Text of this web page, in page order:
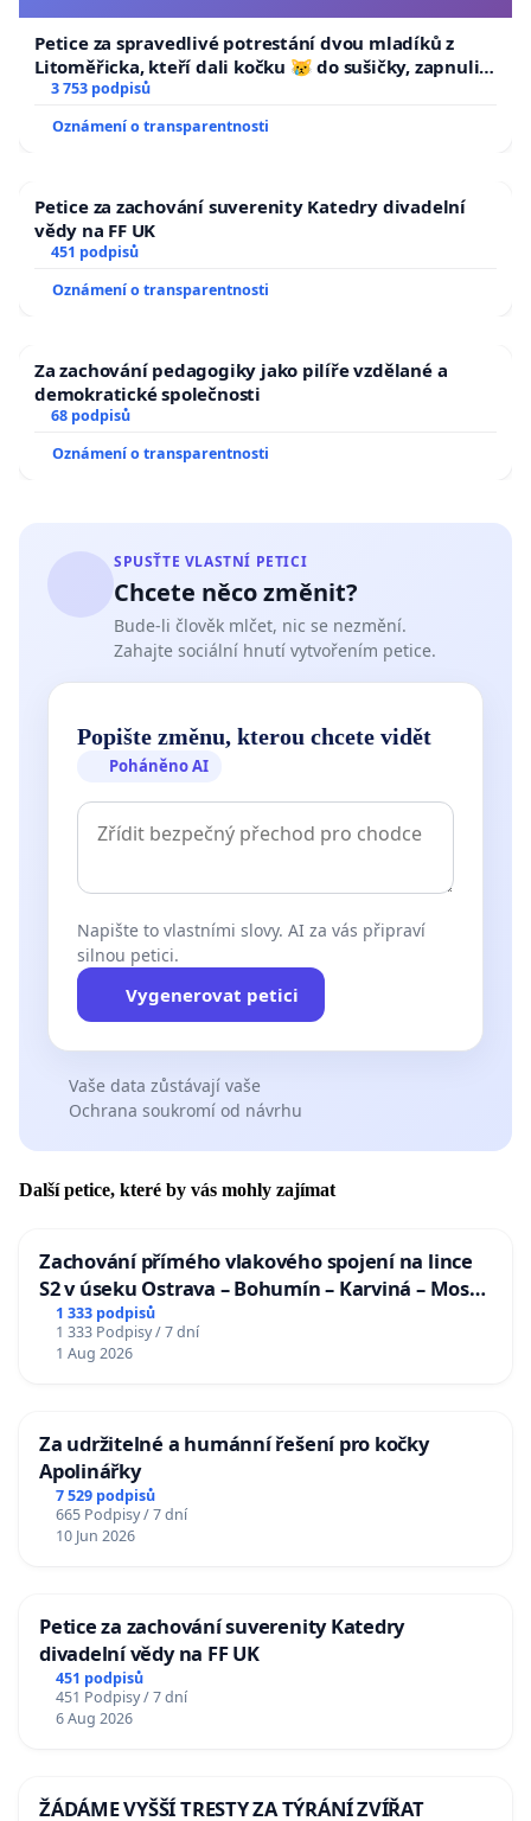
Petice za spravedlivé potrestání dvou mladíků z
Litoměřicka, kteří dali kočku 😿 do sušičky, zapnuli ji
a umírání zvířete natočili.
3 753 podpisů
Oznámení o transparentnosti
Petice za zachování suverenity Katedry divadelní
vědy na FF UK
451 podpisů
Oznámení o transparentnosti
Za zachování pedagogiky jako pilíře vzdělané a
demokratické společnosti
68 podpisů
Oznámení o transparentnosti
SPUSŤTE VLASTNÍ PETICI
Chcete něco změnit?
Bude-li člověk mlčet, nic se nezmění.
Zahajte sociální hnutí vytvořením petice.
Popište změnu, kterou chcete vidět
Poháněno AI
Napište to vlastními slovy. AI za vás připraví
silnou petici.
Vygenerovat petici
Vaše data zůstávají vaše
Ochrana soukromí od návrhu
Další petice, které by vás mohly zajímat
Zachování přímého vlakového spojení na lince
S2 v úseku Ostrava – Bohumín – Karviná – Mosty
u Jablunkova
1 333 podpisů
1 333 Podpisy / 7 dní
1 Aug 2026
Za udržitelné a humánní řešení pro kočky
Apolinářky
7 529 podpisů
665 Podpisy / 7 dní
10 Jun 2026
Petice za zachování suverenity Katedry
divadelní vědy na FF UK
451 podpisů
451 Podpisy / 7 dní
6 Aug 2026
ŽÁDÁME VYŠŠÍ TRESTY ZA TÝRÁNÍ ZVÍŘAT